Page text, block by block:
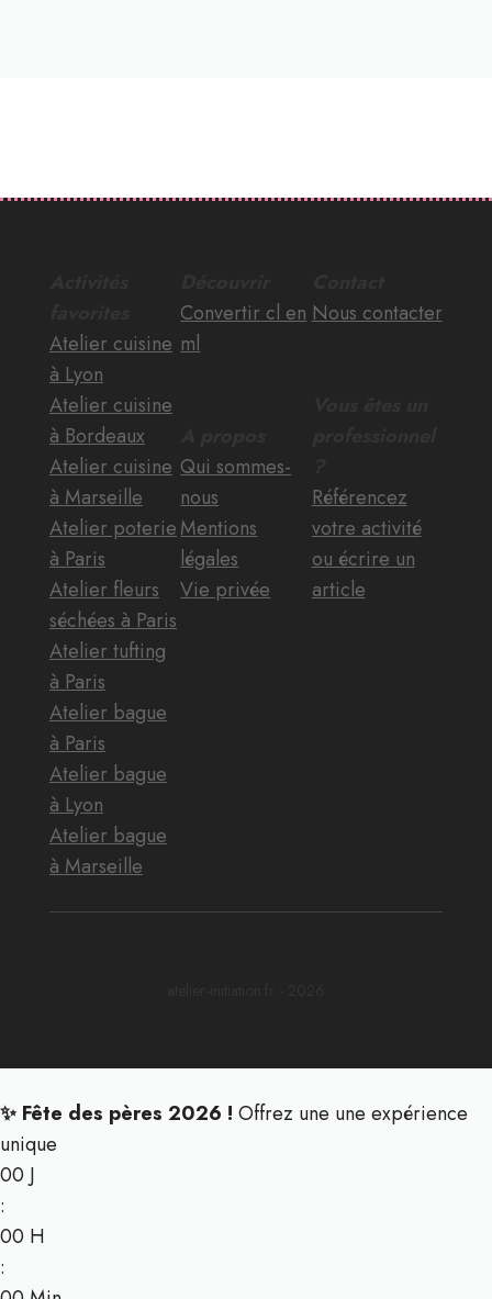
Atelier cuisine
à Lyon
Atelier cuisine
à Bordeaux
Atelier cuisine
à Marseille
Atelier poterie
à Paris
Atelier fleurs
séchées à Paris
Atelier tufting
à Paris
Atelier bague
à Paris
Atelier bague
à Lyon
Atelier bague
à Marseille
Convertir cl en
ml
Qui sommes-
nous
Mentions
légales
Vie privée
Nous contacter
Référencez
votre activité
ou écrire un
article
✨ Fête des pères 2026 ! Offrez une une expérience
unique
00 J
:
00 H
: